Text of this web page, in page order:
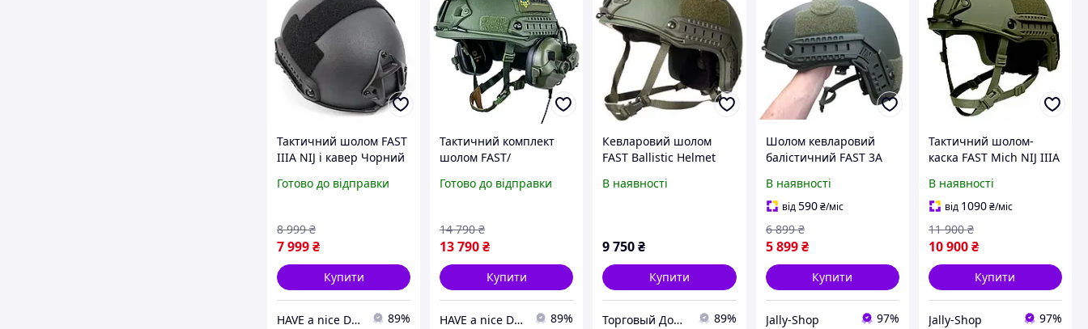
Тактичний шолом FAST
IIIA NIJ і кавер Чорний
Готово до відправки
7 999₴
8 999 ₴
Купити
HAVE a nice DAY 89%
Тактичний комплект
шолом FAST/
M31/кріплення
Оливковий
Готово до відправки
13 790₴
14 790 ₴
Купити
HAVE a nice DAY 89%
Кевларовий шолом
FAST Ballistic Helmet
В наявності
9 750₴
Купити
Торговый Дом Оружия 89%
Шолом кевларовий
балістичний FAST 3A
Зелений
В наявності
від590 ₴/міс
5 899 ₴
6 899 ₴
Купити
Jally-Shop 97%
Тактичний шолом-
каска FAST Mich NIJ IIIA
В наявності
від 1090₴/міс
10 900₴
11 900 ₴
Купити
Jally-Shop 97%